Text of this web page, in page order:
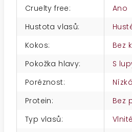
Cruelty free:
Ano
Hustota vlasů:
Kokos:
Bez
Pokožka hlavy:
S
Poréznost: Nízká
Protein:
Bez
Typ vlasů: